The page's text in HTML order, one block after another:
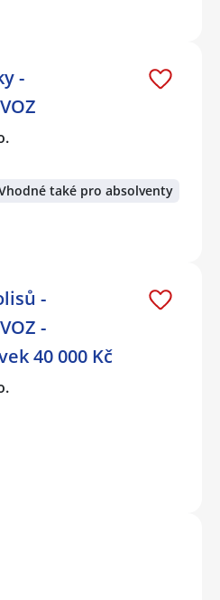
-
také pro absolventy
-
-
40 000 Kč